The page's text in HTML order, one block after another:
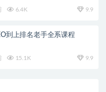
6.4K 9.9
到上排名老手全系课程
15.1K 9.9